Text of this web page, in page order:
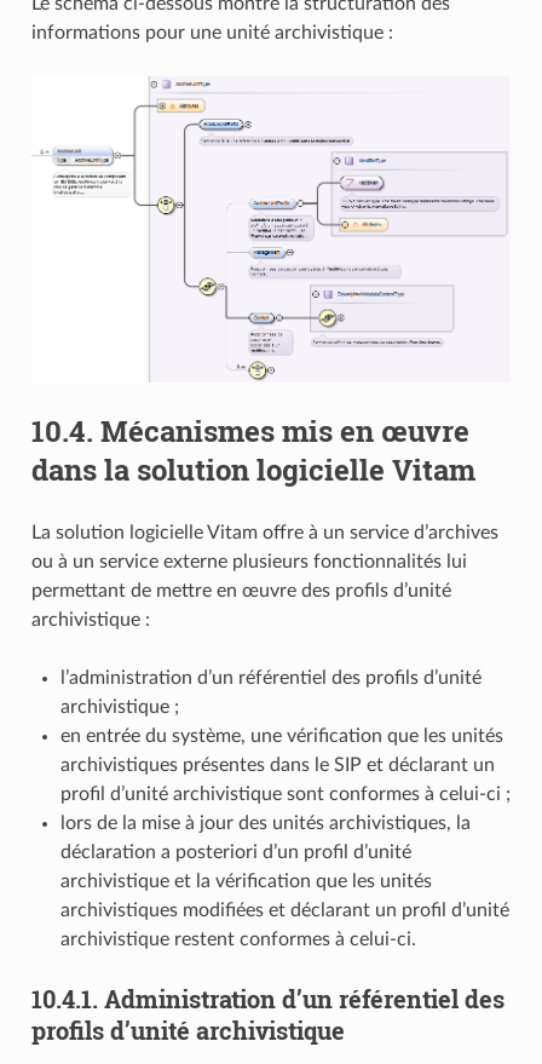
informations pour une unité archivistique :
10.4. Mécanismes mis en œuvre
dans la solution logicielle Vitam
La solution logicielle Vitam offre à un service d’archives
ou à un service externe plusieurs fonctionnalités lui
permettant de mettre en œuvre des profils d’unité
archivistique :
l’administration d’un référentiel des profils d’unité
archivistique ;
en entrée du système, une vérification que les unités
archivistiques présentes dans le SIP et déclarant un
profil d’unité archivistique sont conformes à celui-ci ;
lors de la mise à jour des unités archivistiques, la
déclaration a posteriori d’un profil d’unité
archivistique et la vérification que les unités
archivistiques modifiées et déclarant un profil d’unité
archivistique restent conformes à celui-ci.
10.4.1. Administration d’un référentiel des
profils d’unité archivistique